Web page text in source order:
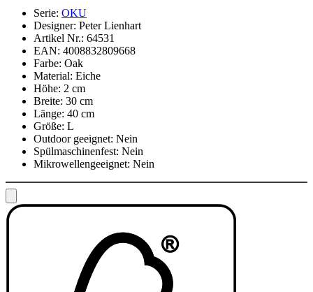
Serie: OKU
Designer: Peter Lienhart
Artikel Nr.: 64531
EAN: 4008832809668
Farbe: Oak
Material: Eiche
Höhe: 2 cm
Breite: 30 cm
Länge: 40 cm
Größe: L
Outdoor geeignet: Nein
Spülmaschinenfest: Nein
Mikrowellengeeignet: Nein